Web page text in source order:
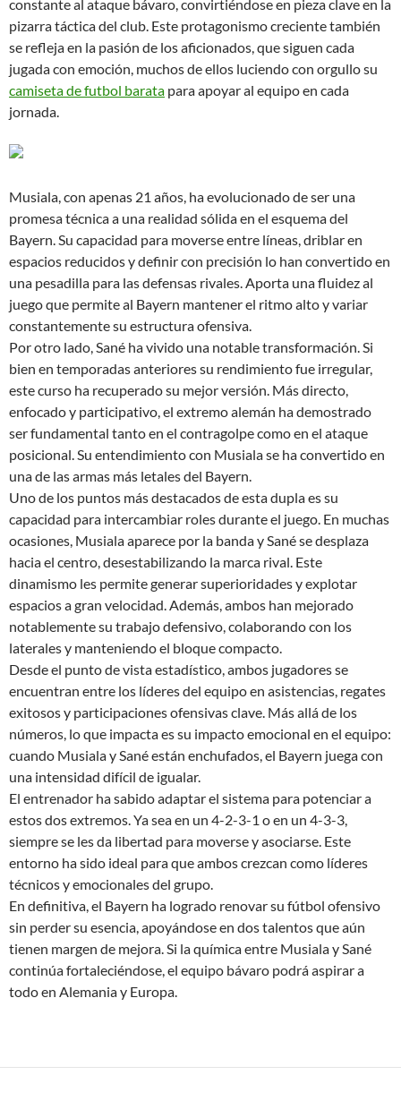
constante al ataque bávaro, convirtiéndose en pieza clave en la
pizarra táctica del club. Este protagonismo creciente también
se refleja en la pasión de los aficionados, que siguen cada
jugada con emoción, muchos de ellos luciendo con orgullo su
camiseta de futbol barata para apoyar al equipo en cada
jornada.
Musiala, con apenas 21 años, ha evolucionado de ser una
promesa técnica a una realidad sólida en el esquema del
Bayern. Su capacidad para moverse entre líneas, driblar en
espacios reducidos y definir con precisión lo han convertido en
una pesadilla para las defensas rivales. Aporta una fluidez al
juego que permite al Bayern mantener el ritmo alto y variar
constantemente su estructura ofensiva.
Por otro lado, Sané ha vivido una notable transformación. Si
bien en temporadas anteriores su rendimiento fue irregular,
este curso ha recuperado su mejor versión. Más directo,
enfocado y participativo, el extremo alemán ha demostrado
ser fundamental tanto en el contragolpe como en el ataque
posicional. Su entendimiento con Musiala se ha convertido en
una de las armas más letales del Bayern.
Uno de los puntos más destacados de esta dupla es su
capacidad para intercambiar roles durante el juego. En muchas
ocasiones, Musiala aparece por la banda y Sané se desplaza
hacia el centro, desestabilizando la marca rival. Este
dinamismo les permite generar superioridades y explotar
espacios a gran velocidad. Además, ambos han mejorado
notablemente su trabajo defensivo, colaborando con los
laterales y manteniendo el bloque compacto.
Desde el punto de vista estadístico, ambos jugadores se
encuentran entre los líderes del equipo en asistencias, regates
exitosos y participaciones ofensivas clave. Más allá de los
números, lo que impacta es su impacto emocional en el equipo:
cuando Musiala y Sané están enchufados, el Bayern juega con
una intensidad difícil de igualar.
El entrenador ha sabido adaptar el sistema para potenciar a
estos dos extremos. Ya sea en un 4-2-3-1 o en un 4-3-3,
siempre se les da libertad para moverse y asociarse. Este
entorno ha sido ideal para que ambos crezcan como líderes
técnicos y emocionales del grupo.
En definitiva, el Bayern ha logrado renovar su fútbol ofensivo
sin perder su esencia, apoyándose en dos talentos que aún
tienen margen de mejora. Si la química entre Musiala y Sané
continúa fortaleciéndose, el equipo bávaro podrá aspirar a
todo en Alemania y Europa.